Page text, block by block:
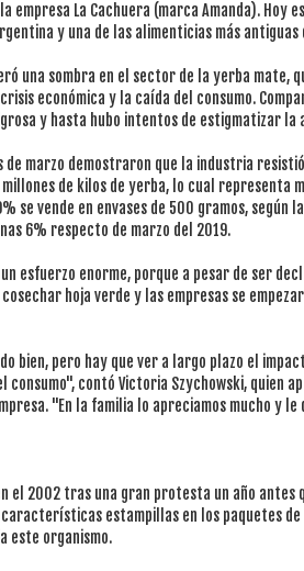
empresa La Cachuera (marca Amanda). Hoy
y una de las alimenticias más antiguas
una sombra en el sector de la yerba mate,
económica y la caída del consumo.
y hasta hubo intentos de estigmatizar
de marzo demostraron que la industria
de kilos de yerba, lo cual representa
se vende en envases de 500 gramos, según
6% respecto de marzo del 2019.
esfuerzo enorme, porque a pesar de ser
hoja verde y las empresas se
bien, pero hay que ver a largo plazo el
consumo", contó Victoria Szychowski, quien
"En la familia lo apreciamos mucho y le
el 2002 tras una gran protesta un año
estampillas en los paquetes
este organismo.